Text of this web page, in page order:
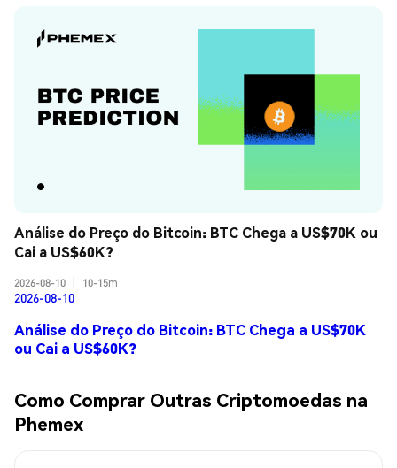
Análise do Preço do Bitcoin: BTC Chega a US$70K ou
Cai a US$60K?
2026-08-10 10-15m
2026-08-10
Análise do Preço do Bitcoin: BTC Chega a US$70K
ou Cai a US$60K?
Como Comprar Outras Criptomoedas na
Phemex